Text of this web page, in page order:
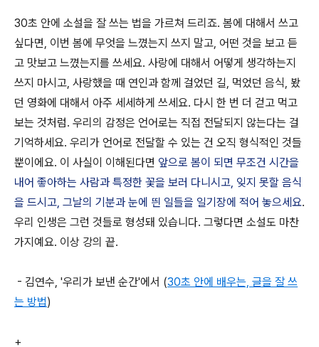
30초 안에 소설을 잘 쓰는 법을 가르쳐 드리죠. 봄에 대해서 쓰고
싶다면, 이번 봄에 무엇을 느꼈는지 쓰지 말고, 어떤 것을 보고 듣
고 맛보고 느꼈는지를 쓰세요. 사랑에 대해서 어떻게 생각하는지
쓰지 마시고, 사랑했을 때 연인과 함께 걸었던 길, 먹었던 음식, 봤
던 영화에 대해서 아주 세세하게 쓰세요. 다시 한 번 더 걷고 먹고
보는 것처럼. 우리의 감정은 언어로는 직접 전달되지 않는다는 걸
기억하세요. 우리가 언어로 전달할 수 있는 건 오직 형식적인 것들
뿐이에요. 이 사실이 이해된다면 앞으로 봄이 되면 무조건 시간을
내어 좋아하는 사람과 특정한 꽃을 보러 다니시고, 잊지 못할 음식
을 드시고, 그날의 기분과 눈에 띈 일들을 일기장에 적어 놓으세요.
우리 인생은 그런 것들로 형성돼 있습니다. 그렇다면 소설도 마찬
가지예요. 이상 강의 끝.
- 김연수, '우리가 보낸 순간'에서 (30초 안에 배우는, 글을 잘 쓰
는 방법)
+